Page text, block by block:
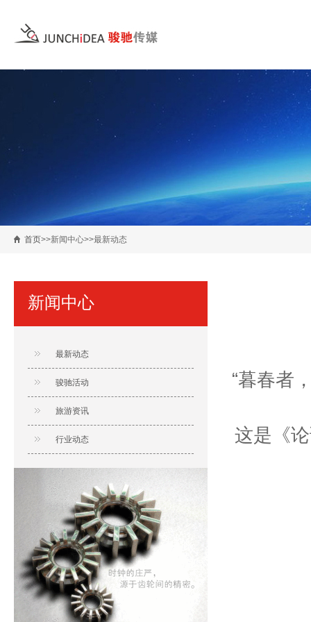
首页>>新闻中心>>最新动态
新闻中心
最新动态
骏驰活动
旅游资讯
行业动态
“暮春者
这是《